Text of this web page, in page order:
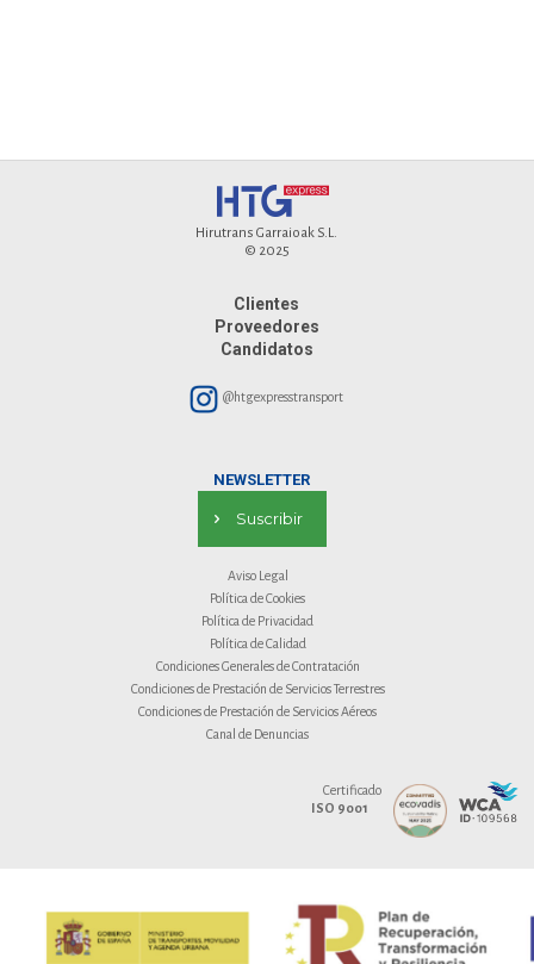
Hirutrans Garraioak S.L.
© 2025
Clientes
Proveedores
Candidatos
@htgexpresstransport
NEWSLETTER
Suscribir
Aviso Legal
Política de Cookies
Política de Privacidad
Política de Calidad
Condiciones Generales de Contratación
Condiciones de Prestación de Servicios Terrestres
Condiciones de Prestación de Servicios Aéreos
Canal de Denuncias
Certificado
ISO 9001